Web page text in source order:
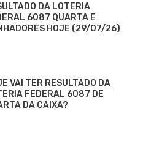
DA LOTERIA
6087 QUARTA E
HOJE (29/07/26)
VAI TER RESULTADO DA
FEDERAL 6087 DE
DA CAIXA?